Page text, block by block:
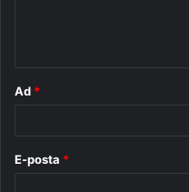
Ad *
E-posta *